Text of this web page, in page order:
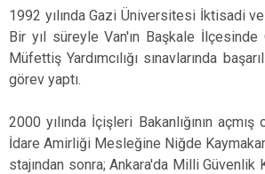
1992 yılında Gazi Üniversitesi İktisadi
Bir yıl süreyle Van'ın Başkale İlçesinde
Müfettiş Yardımcılığı sınavlarında
görev yaptı.
2000 yılında İçişleri Bakanlığının
İdare Amirliği Mesleğine Niğde
stajından sonra; Ankara'da Milli